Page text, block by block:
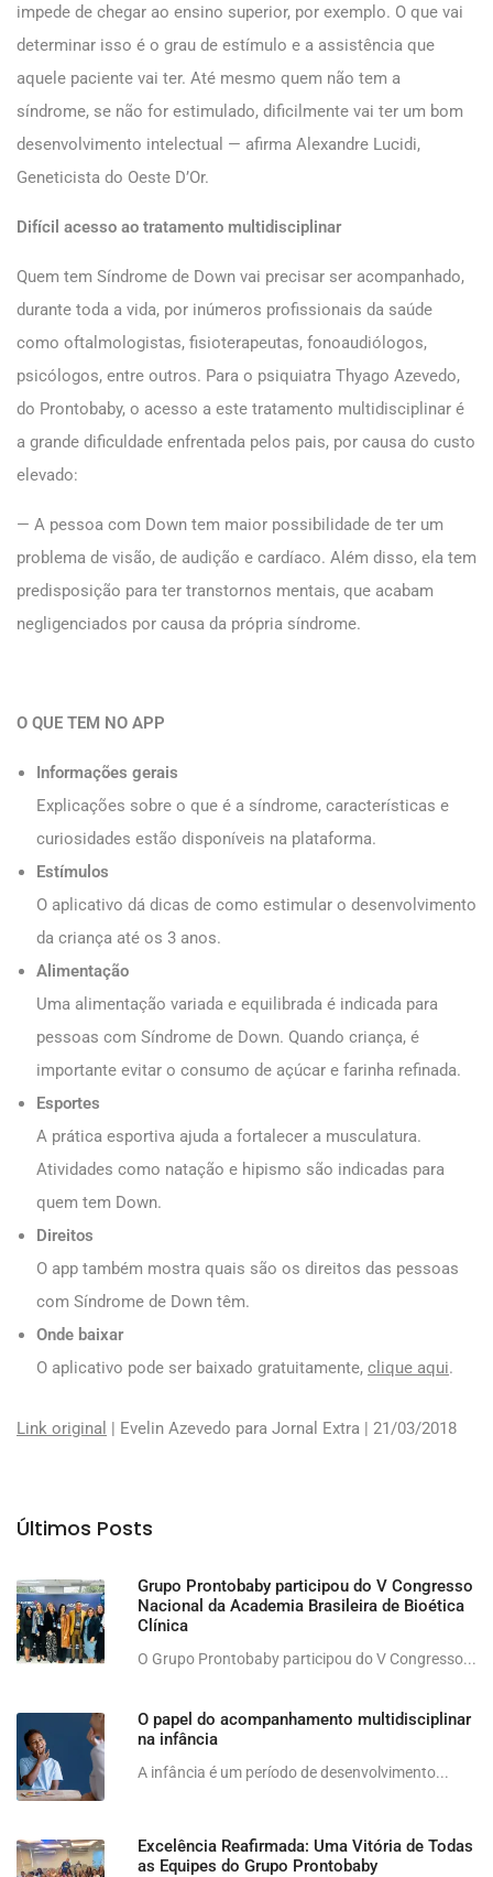
impede de chegar ao ensino superior, por exemplo. O que vai
determinar isso é o grau de estímulo e a assistência que
aquele paciente vai ter. Até mesmo quem não tem a
síndrome, se não for estimulado, dificilmente vai ter um bom
desenvolvimento intelectual — afirma Alexandre Lucidi,
Geneticista do Oeste D’Or.
Difícil acesso ao tratamento multidisciplinar
Quem tem Síndrome de Down vai precisar ser acompanhado,
durante toda a vida, por inúmeros profissionais da saúde
como oftalmologistas, fisioterapeutas, fonoaudiólogos,
psicólogos, entre outros. Para o psiquiatra Thyago Azevedo,
do Prontobaby, o acesso a este tratamento multidisciplinar é
a grande dificuldade enfrentada pelos pais, por causa do custo
elevado:
— A pessoa com Down tem maior possibilidade de ter um
problema de visão, de audição e cardíaco. Além disso, ela tem
predisposição para ter transtornos mentais, que acabam
negligenciados por causa da própria síndrome.
O QUE TEM NO APP
Informações gerais
Explicações sobre o que é a síndrome, características e
curiosidades estão disponíveis na plataforma.
Estímulos
O aplicativo dá dicas de como estimular o desenvolvimento
da criança até os 3 anos.
Alimentação
Uma alimentação variada e equilibrada é indicada para
pessoas com Síndrome de Down. Quando criança, é
importante evitar o consumo de açúcar e farinha refinada.
Esportes
A prática esportiva ajuda a fortalecer a musculatura.
Atividades como natação e hipismo são indicadas para
quem tem Down.
Direitos
O app também mostra quais são os direitos das pessoas
com Síndrome de Down têm.
Onde baixar
O aplicativo pode ser baixado gratuitamente, clique aqui.
Link original | Evelin Azevedo para Jornal Extra | 21/03/2018
Últimos Posts
Grupo Prontobaby participou do V Congresso
Nacional da Academia Brasileira de Bioética
Clínica
O Grupo Prontobaby participou do V Congresso...
O papel do acompanhamento multidisciplinar
na infância
A infância é um período de desenvolvimento...
Excelência Reafirmada: Uma Vitória de Todas
as Equipes do Grupo Prontobaby